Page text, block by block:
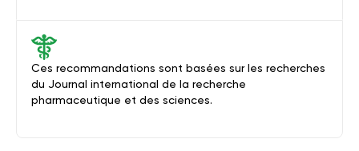
Ces recommandations sont basées sur les recherches
du Journal international de la recherche
pharmaceutique et des sciences.